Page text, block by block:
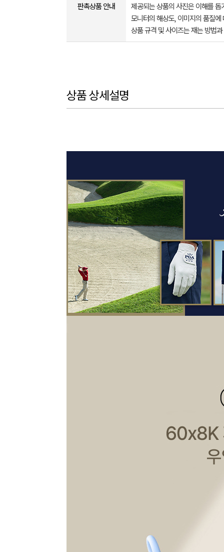
판촉상품 안내
제공되는 상품의 사진은 이해를
모니터의 해상도, 이미지의 품질
상품 규격 및 사이즈는 재는 방법
상품 상세설명